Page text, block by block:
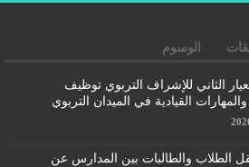
الوسوم
الثاني للإشراف التربوي توظيف
والمهارات القيادية في الميدان التربوي
الطلاب والطالبات بين المدارس عن